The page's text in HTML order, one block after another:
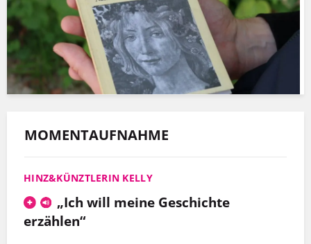
MOMENTAUFNAHME
HINZ&KÜNZTLERIN KELLY
„Ich will meine Geschichte
erzählen“